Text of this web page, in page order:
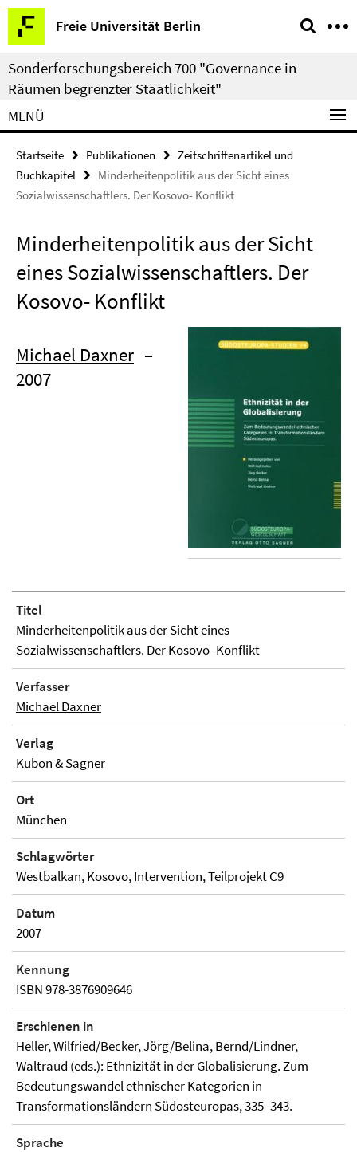
Springe
direkt
zu
Inhalt
Freie Universität Berlin
Service-
Navigation
Sonderforschungsbereich 700 "Governance in
Räumen begrenzter Staatlichkeit"
MENÜ
Startseite Publikationen
Zeitschriftenartikel und
Buchkapitel
Minderheitenpolitik aus der Sicht eines
Sozialwissenschaftlers. Der Kosovo- Konflikt
Minderheitenpolitik aus der Sicht
eines Sozialwissenschaftlers. Der
Kosovo- Konflikt
Michael Daxner –
2007
Titel
Minderheitenpolitik aus der Sicht eines
Sozialwissenschaftlers. Der Kosovo- Konflikt
Verfasser
Michael Daxner
Verlag
Kubon & Sagner
Ort
München
Schlagwörter
Westbalkan, Kosovo, Intervention, Teilprojekt C9
Datum
2007
Kennung
ISBN 978-3876909646
Erschienen in
Heller, Wilfried/Becker, Jörg/Belina, Bernd/Lindner,
Waltraud (eds.): Ethnizität in der Globalisierung. Zum
Bedeutungswandel ethnischer Kategorien in
Transformationsländern Südosteuropas, 335–343.
Sprache